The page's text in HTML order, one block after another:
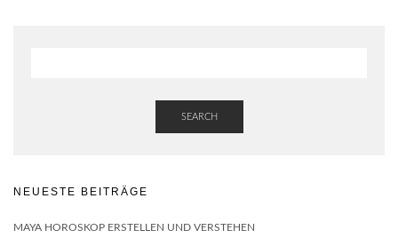
SEARCH
NEUESTE BEITRÄGE
MAYA HOROSKOP ERSTELLEN UND VERSTEHEN